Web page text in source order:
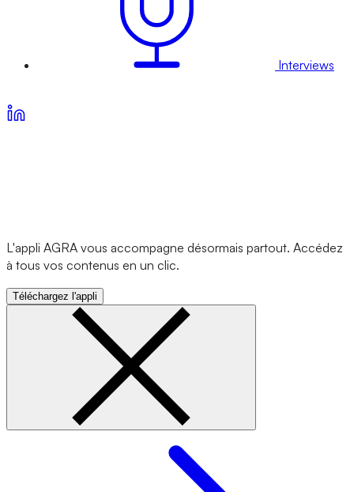
Interviews
L'appli AGRA vous accompagne désormais partout. Accédez
à tous vos contenus en un clic.
Téléchargez l'appli